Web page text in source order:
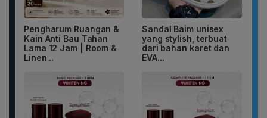
Pengharum Ruangan &
Kain Anti Bau Tahan
Lama 12 Jam | Room &
Linen...
Sandal Baim unisex
yang stylish, terbuat
dari bahan karet dan
EVA...